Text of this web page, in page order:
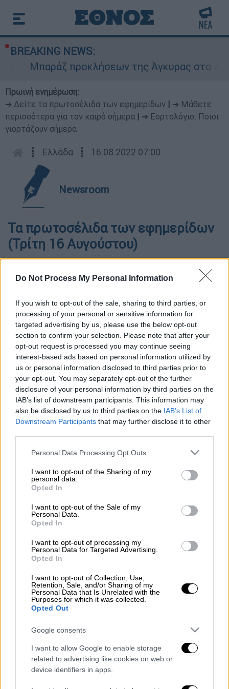
Do Not Process My Personal Information
If you wish to opt-out of the sale, sharing to third parties, or
processing of your personal or sensitive information for
targeted advertising by us, please use the below opt-out
section to confirm your selection. Please note that after your
opt-out request is processed you may continue seeing
interest-based ads based on personal information utilized by
us or personal information disclosed to third parties prior to
your opt-out. You may separately opt-out of the further
disclosure of your personal information by third parties on the
IAB’s list of downstream participants. This information may
also be disclosed by us to third parties on the IAB’s List of
Downstream Participants that may further disclose it to other
Please note that this website/app uses one or more Google
not limited to your visit or usage behaviour. You may click to
grant or deny consent to Google and its third-party tags to
use your data for below specified purposes in below Google
consent section.
Personal Data Processing Opt Outs
I want to opt-out of the Sharing of my
personal data.
Opted In
I want to opt-out of the Sale of my
Personal Data.
Opted In
I want to opt-out of processing my
Personal Data for Targeted Advertising.
Opted In
I want to opt-out of Collection, Use,
Retention, Sale, and/or Sharing of my
Personal Data that Is Unrelated with the
Purposes for which it was collected.
Opted Out
Google consents
I want to allow Google to enable storage
related to advertising like cookies on web or
device identifiers in apps.
BREAKING NEWS:
Μπαράζ προκλήσεων της Άγκυρας στο
Πρωινή ενημέρωση:
➔ Δείτε τα πρωτοσέλιδα των εφημερίδων
➔ Μάθετε
περισσότερα για τον καιρό σήμερα
➔ Εορτολόγιο: Ποιοι
γιορτάζουν σήμερα
┋ Ελλάδα ┋ 16.08.2022 07:00
Newsroom
Τα πρωτοσέλιδα των εφημερίδων
(Τρίτη 16 Αυγούστου)
Pexels
εφημερίδων.
πολιτικών εφημερίδων.
Διαβάστε εδώ τα πρωτοσέλιδα των
Διαβάστε ακόμη
Εκτελέσεις, συλλήψεις και νέοι
περιορισμοί: Το Ιράν σκληραίνει τη γραμμή
στο εσωτερικό εν μέσω πολέμου
Η πρώτη δήλωση της οικογένειας της
38χρονης Βρετανίδας που δολοφονήθηκε
Ντύθηκε «Χάρος», ανέβηκε στην οροφή
νοσοκομείου και κοιτούσε επίμονα τους